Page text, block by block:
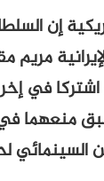
إن
مريم
اشتركا في
منعهما